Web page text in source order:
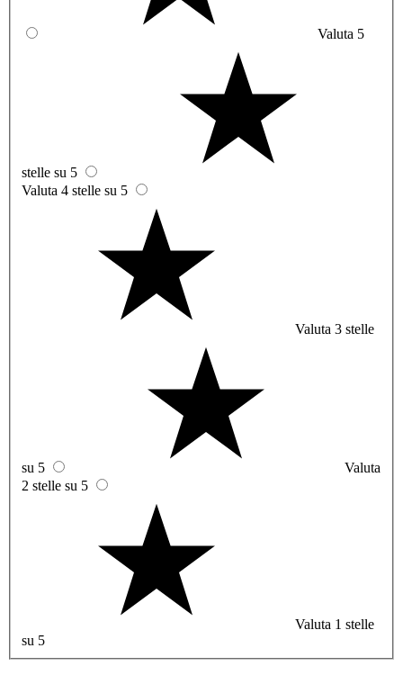
Valuta 5
stelle su 5
Valuta 4 stelle su 5
Valuta 3 stelle
su 5
Valuta
2 stelle su 5
Valuta 1 stelle
su 5